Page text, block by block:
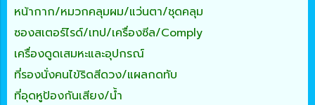
หน้ากาก/หมวกคลุมผม/แว่นตา/ชุดคลุม
ซองสเตอร์ไรด์/เทป/เครื่องซีล/Comply
เครื่องดูดเสมหะและอุปกรณ์
ที่รองนั่งคนไข้ริดสีดวง/แผลกดทับ
ที่อุดหูป้องกันเสียง/น้ำ